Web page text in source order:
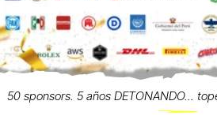
50 sponsors. 5 años DETONANDO...